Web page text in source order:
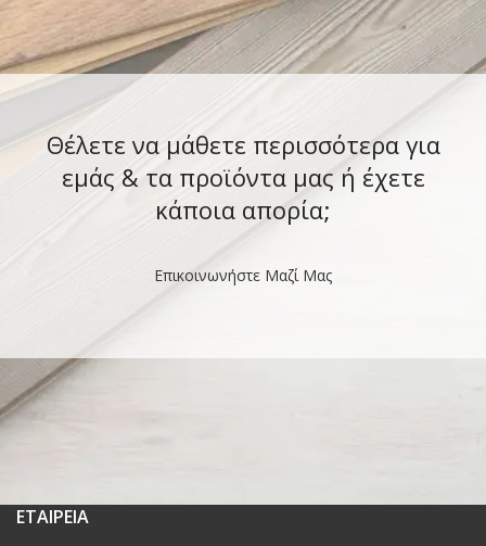
Θέλετε να μάθετε περισσότερα για
εμάς & τα προϊόντα μας ή έχετε
κάποια απορία;
Επικοινωνήστε Μαζί Μας
ΕΤΑΙΡΕΙΑ